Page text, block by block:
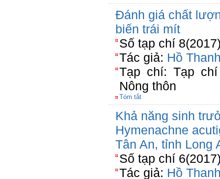
Đánh giá chất
biến trái mít
Số tạp chí
Tác giả: Hồ
Tạp chí: Tạp
Nông thôn
Tóm tắt
Khả năng sinh
Hymenachne
Tân An, tỉnh Long
Số tạp chí
Tác giả: Hồ